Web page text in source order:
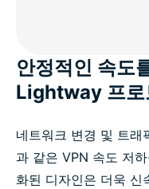
안정적인 속도
Lightway 프로
네트워크 변경 및 트래
과 같은 VPN 속도 저
화된 디자인은 더욱 신